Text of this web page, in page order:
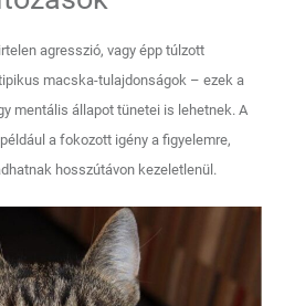
agresszió, vagy épp túlzott
macska-tulajdonságok – ezek a
mentális állapot tünetei is lehetnek. A
a fokozott igény a figyelemre,
hosszútávon kezeletlenül.